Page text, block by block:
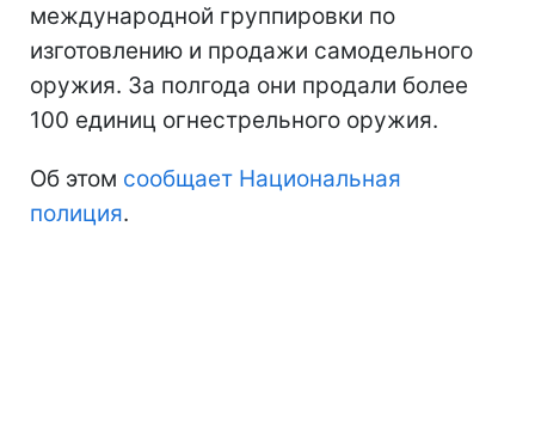
международной группировки по
изготовлению и продажи самодельного
оружия. За полгода они продали более
100 единиц огнестрельного оружия.
Об этом сообщает Национальная
полиция.